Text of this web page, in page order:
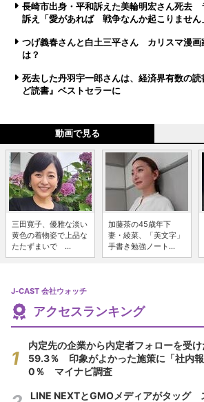
長崎市出身・平和訴えた美輪明宏さん死去
訴え「愛があれば 戦争なんか起こりません
つげ義春さんと白土三平さん カリスマ漫画
は？
死去した丹羽宇一郎さんは、経済界有数の
ど読書』ベストセラーに
動画で見る
三田寛子、優雅な淡い
黄色の着物姿で上品な
たたずまいで ...
加藤茶の45歳年下
妻・綾菜、「美文字」
手書き勉強ノート...
J-CAST 会社ウォッチ
アクセスランキング
内定先の企業から内定者フォローを受
59.3％ 印象がよかった施策に「社内
0％ マイナビ調査
LINE NEXTとGMOメディアがタッグ